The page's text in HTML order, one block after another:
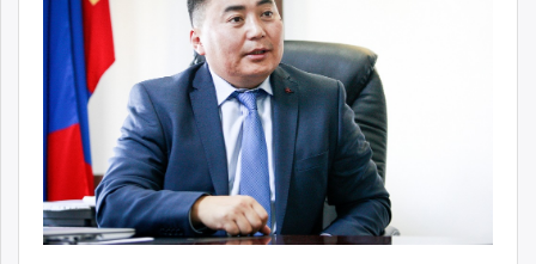
ikon.mn
mnb.mn
Livetv.mn
Eguur.mn
24tsag.mn
shuud.mn
eagle.mn
ergelt.mn